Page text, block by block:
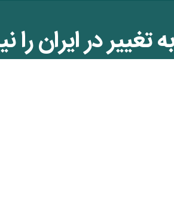
در ایران را